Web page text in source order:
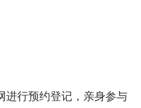
进行预约登记，亲身参与